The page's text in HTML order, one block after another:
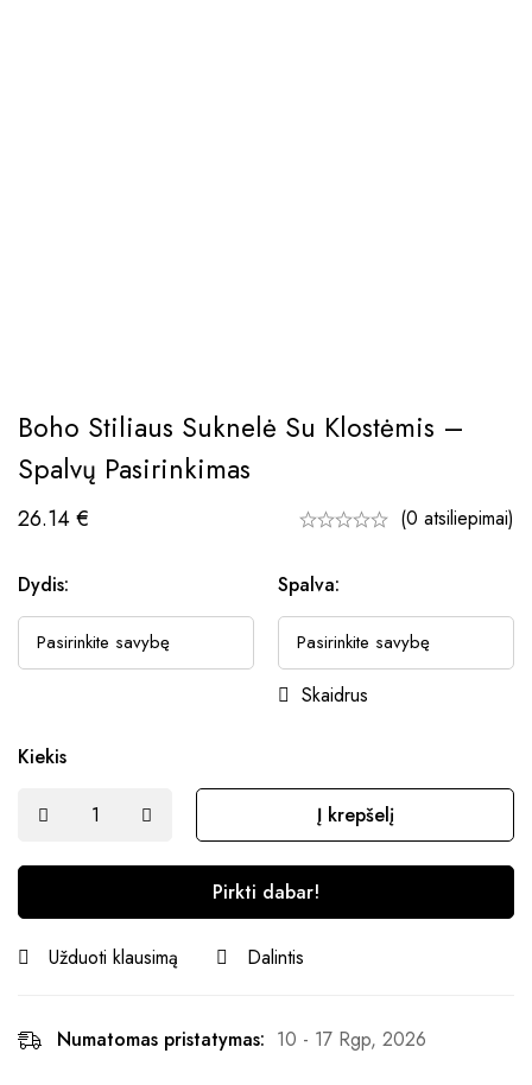
Boho Stiliaus Suknelė Su Klostėmis –
Spalvų Pasirinkimas
26.14€ (0 atsiliepimai)
Dydis: Spalva:
Skaidrus
Kiekis
Į krepšelį
Pirkti dabar!
Užduoti klausimą Dalintis
Numatomas pristatymas: 10 - 17 Rgp, 2026